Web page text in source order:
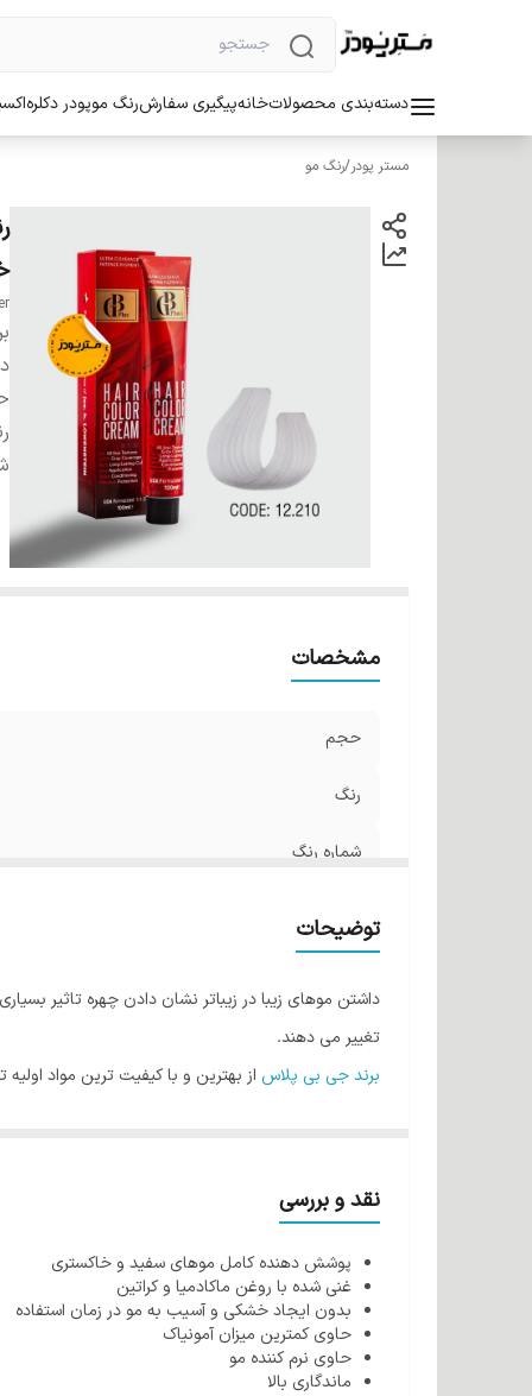
دسته‌بندی محصولاتخانهپیگیری سفارشرنگ موپودر دکلره
مستر پودر/رنگ مو
مشخصات
حجم
رنگ
شماره رنگ
توضیحات
داشتن موهای زیبا در زیباتر نشان دادن چهره تاثیر
تغییر می دهند.
برند جی بی پلاس از بهترین و با کیفیت ترین مواد
است که این ماده را نمی توان از رنگ مو حذف کرد ولی
برای آبرسانی و تقویت بیشتر موها و جلوگیری از آسیب
شوند و در نتیجه در پایان کار مو ها سالم و نرم باقی می
کراتین مو چیست؟
کراتین پروتئین اساسی موجود در مو می باشد که دلیل
مهم است. وسایل حرارت زا و حالت دهنده مو، رنگ مو
نقد و بررسی
پوشش دهنده کامل موهای سفید و خاکستری
غنی شده با روغن ماکادمیا و کراتین
بدون ایجاد خشکی و آسیب به مو در زمان استفاده
حاوی کمترین میزان آمونیاک
حاوی نرم کننده مو
ماندگاری بالا